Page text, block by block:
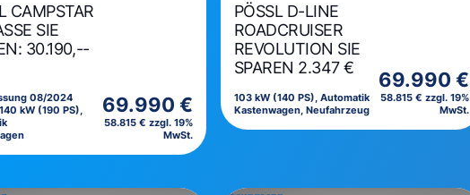
CAMPSTAR
SIE
30.190,--
08/2024
kW (190 PS),
69.990 €
58.815 € zzgl. 19%
MwSt.
PÖSSL D-LINE
ROADCRUISER
REVOLUTION SIE
SPAREN 2.347 €
103 kW (140 PS), Automatik
Kastenwagen, Neufahrzeug
69.990 €
58.815 € zzgl. 19%
MwSt.